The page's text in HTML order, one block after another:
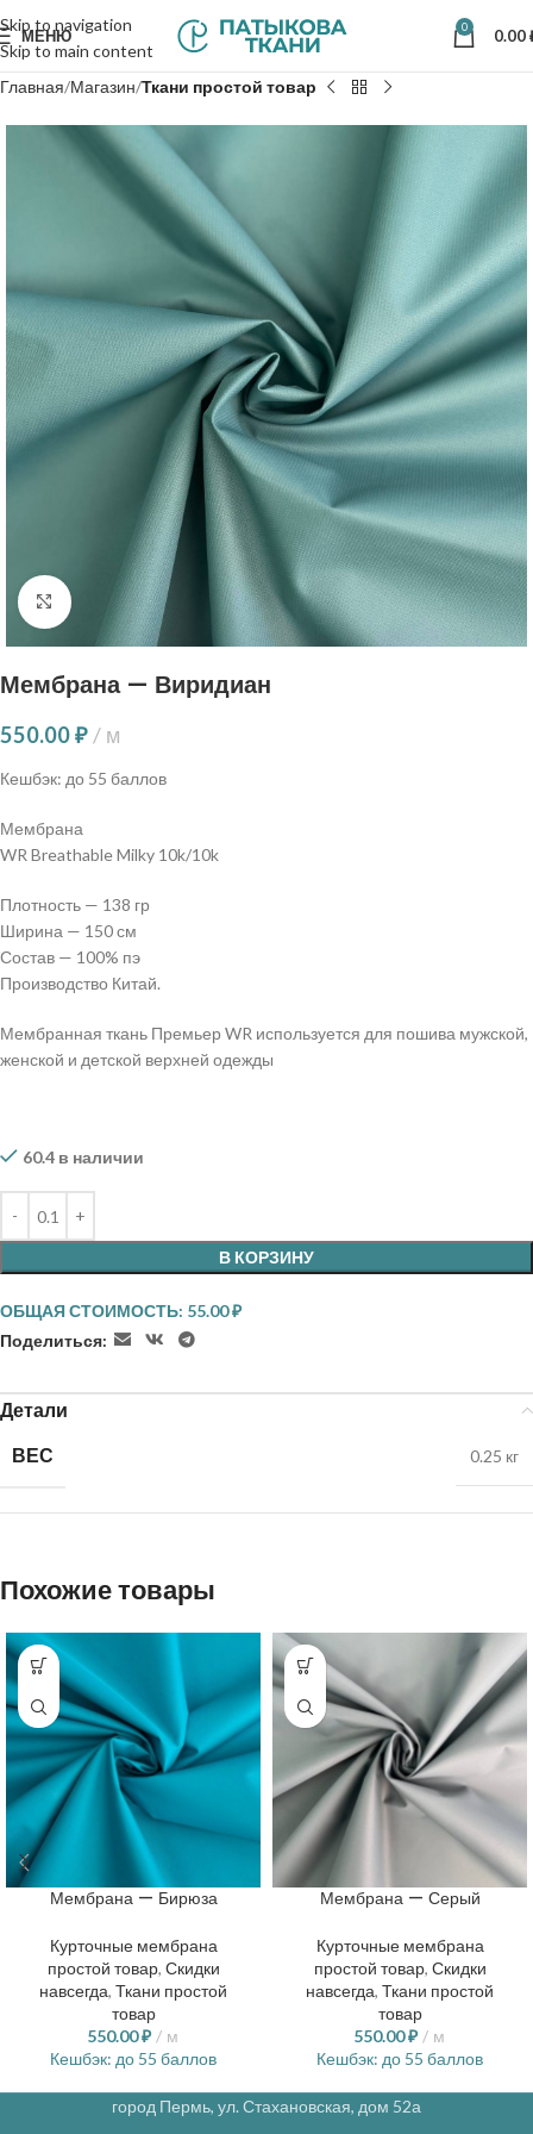
Skip to navigation
Skip to main content
МЕНЮ 0 0.00
Главная Магазин Ткани простой товар
Нажмите, чтобы увеличить
Мембрана — Виридиан
550.00₽ м
Кешбэк: до 55 баллов
Мембрана
WR Breathable Milky 10k/10k
Плотность — 138 гр
Ширина — 150 см
Состав — 100% пэ
Производство Китай.
Мембранная ткань Премьер WR используется для пошива мужской,
женской и детской верхней одежды
60.4 в наличии
В КОРЗИНУ
ОБЩАЯ СТОИМОСТЬ: 55.00₽
Поделиться:
Детали
ВЕС
0.25 кг
Похожие товары
Мембрана — Бирюза
Курточные мембрана
простой товар, Скидки
навсегда, Ткани простой
товар
550.00₽
м
Кешбэк: до 55 баллов
Мембрана — Серый
Курточные мембрана
простой товар, Скидки
навсегда, Ткани простой
товар
550.00₽
м
Кешбэк: до 55 баллов
город Пермь, ул. Стахановская, дом 52а